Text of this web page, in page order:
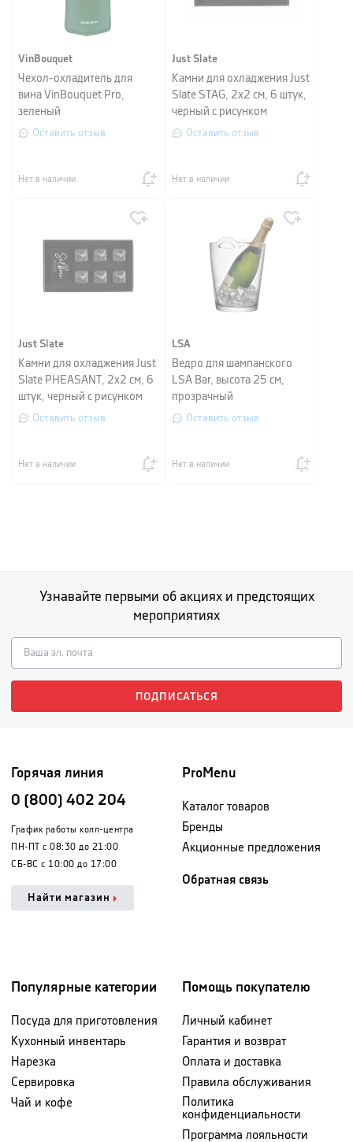
VinBouquet
Чехол-охладитель для
вина VinBouquet Pro,
зеленый
Оставить отзыв
Нет в наличии
Just Slate
Камни для охладжения Just
Slate STAG, 2х2 см, 6 штук,
черный с рисунком
Оставить отзыв
Нет в наличии
Just Slate
Камни для охладжения Just
Slate PHEASANT, 2х2 см, 6
штук, черный с рисунком
Оставить отзыв
Нет в наличии
LSA
Ведро для шампанского
LSA Bar, высота 25 см,
прозрачный
Оставить отзыв
Нет в наличии
Узнавайте первыми об акциях и предстоящих
мероприятиях
ПОДПИСАТЬСЯ
Горячая линия
0 (800) 402 204
График работы колл-центра
ПН-ПТ с 08:30 до 21:00
СБ-ВС с 10:00 до 17:00
Найти магазин
ProMenu
Каталог товаров
Бренды
Акционные предложения
Обратная связь
Популярные категории
Посуда для приготовления
Кухонный инвентарь
Нарезка
Сервировка
Чай и кофе
Помощь покупателю
Личный кабинет
Гарантия и возврат
Оплата и доставка
Правила обслуживания
Политика
конфиденциальности
Программа лояльности